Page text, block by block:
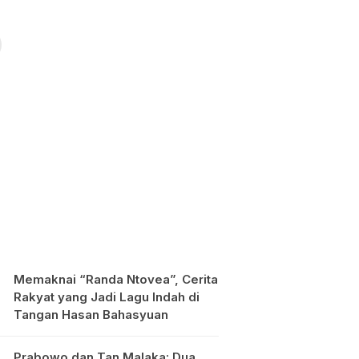
Memaknai “Randa Ntovea”, Cerita
Rakyat yang Jadi Lagu Indah di
Tangan Hasan Bahasyuan